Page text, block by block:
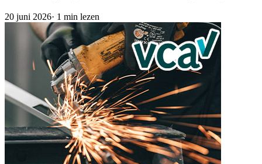
20 juni 2026· 1 min lezen